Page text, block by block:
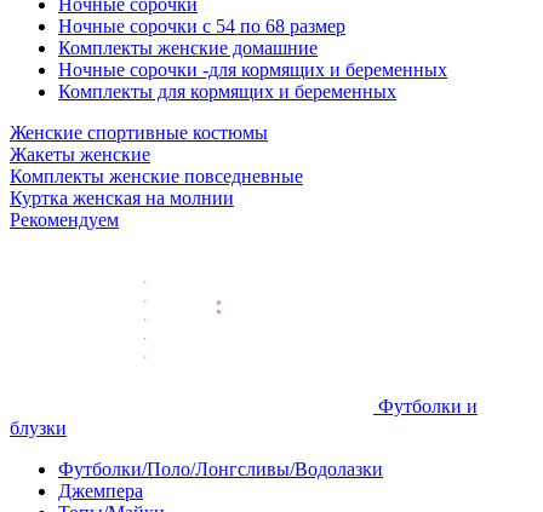
Ночные сорочки
Ночные сорочки с 54 по 68 размер
Комплекты женские домашние
Ночные сорочки -для кормящих и беременных
Комплекты для кормящих и беременных
Женские спортивные костюмы
Жакеты женские
Комплекты женские повседневные
Куртка женская на молнии
Рекомендуем
Футболки и
блузки
Футболки/Поло/Лонгсливы/Водолазки
Джемпера